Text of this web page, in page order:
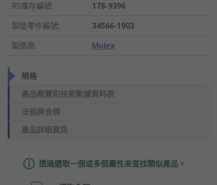
RS庫存編號:
178-9396
製造零件編號:
34566-1903
製造商: Molex
規格
產品概覽和技術數據資料表
法例與合規
產品詳細資訊
透過選取一個或多個屬性來查找類似產品。